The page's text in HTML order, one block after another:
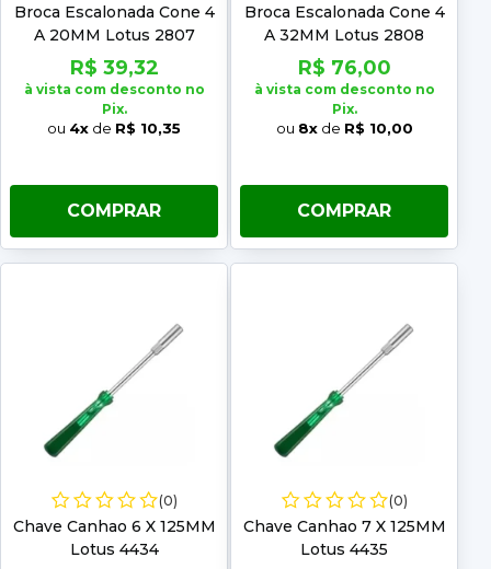
Broca Escalonada Cone 4
A 20MM Lotus 2807
R$ 39,32
à vista com desconto no
Pix.
ou 4x de R$ 10,35
COMPRAR
Broca Escalonada Cone 4
A 32MM Lotus 2808
R$ 76,00
à vista com desconto no
Pix.
ou 8xde R$ 10,00
COMPRAR
(0)
Chave Canhao 6 X 125MM
Lotus 4434
(0)
Chave Canhao 7 X 125MM
Lotus 4435